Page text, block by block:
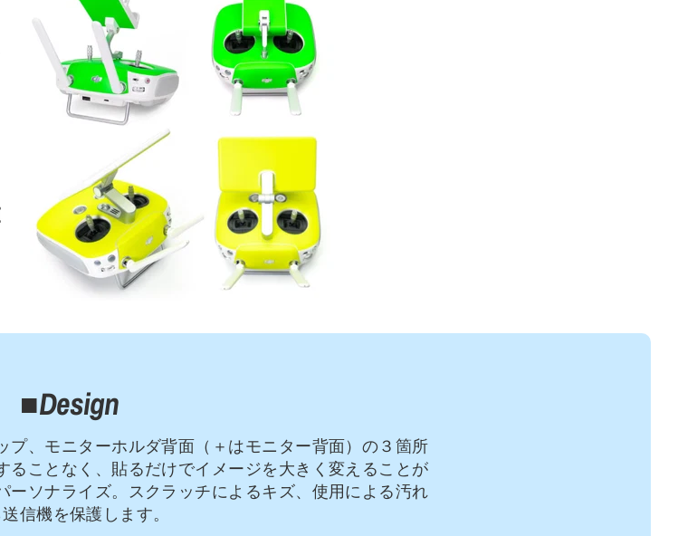
■Design
、モニターホルダ背面（＋はモニター背面）の３箇所
ることなく、貼るだけでイメージを大きく変えることが
ーソナライズ。スクラッチによるキズ、使用による汚れ
信機を保護します。